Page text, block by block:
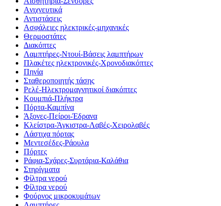
Aνιχνευτικά
Αντιστάσεις
Ασφάλειες ηλεκτρικές-μηχανικές
Θερμοστάτες
Διακόπτες
Λαμπτήρες-Ντουί-Βάσεις λαμπτήρων
Πλακέτες ηλεκτρονικές-Χρονοδιακόπτες
Πηνία
Σταθεροποιητής τάσης
Ρελέ-Ηλεκτρομαγνητικοί διακόπτες
Κουμπιά-Πλήκτρα
Πόρτα-Καμπίνα
Άξονες-Πείροι-Έδρανα
Κλείστρα-Άγκιστρα-Λαβές-Χειρολαβές
Λάστιχα πόρτας
Μεντεσέδες-Ράουλα
Πόρτες
Ράφια-Σχάρες-Συρτάρια-Καλάθια
Στηρίγματα
Φίλτρα νερού
Φίλτρα νερού
Φούρνος μικροκυμάτων